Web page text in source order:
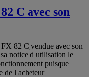
C avec son
82 C,vendue avec son
notice d utilisation le
puisque
de l acheteur